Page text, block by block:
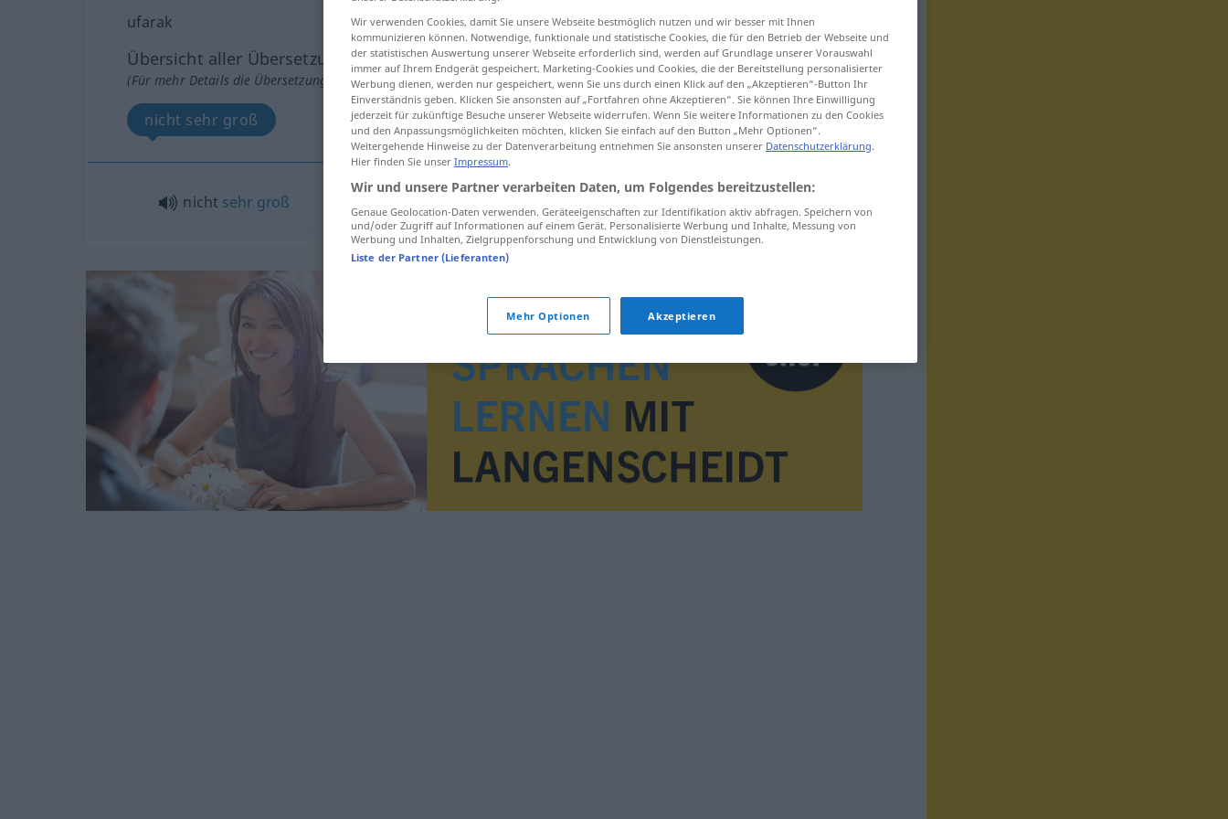
ufarak
Übersicht aller Übersetzungen
(Für mehr Details die Übersetzung anklicken/antippen)
nicht sehr groß
nicht sehr groß
Wir verwenden Cookies, damit Sie unsere Webseite bestmöglich nutzen und wir besser mit Ihnen
kommunizieren können. Notwendige, funktionale und statistische Cookies, die für den Betrieb der Webseite und
der statistischen Auswertung unserer Webseite erforderlich sind, werden auf Grundlage unserer Vorauswahl
immer auf Ihrem Endgerät gespeichert. Marketing-Cookies und Cookies, die der Bereitstellung personalisierter
Werbung dienen, werden nur gespeichert, wenn Sie uns durch einen Klick auf den „Akzeptieren“-Button Ihr
Einverständnis geben. Klicken Sie ansonsten auf „Fortfahren ohne Akzeptieren“. Sie können Ihre Einwilligung
jederzeit für zukünftige Besuche unserer Webseite widerrufen. Wenn Sie weitere Informationen zu den Cookies
und den Anpassungsmöglichkeiten möchten, klicken Sie einfach auf den Button „Mehr Optionen“.
Weitergehende Hinweise zu der Datenverarbeitung entnehmen Sie ansonsten unserer Datenschutzerklärung.
Hier finden Sie unser Impressum.
Wir und unsere Partner verarbeiten Daten, um Folgendes bereitzustellen:
Genaue Geolocation-Daten verwenden. Geräteeigenschaften zur Identifikation aktiv abfragen. Speichern von
und/oder Zugriff auf Informationen auf einem Gerät. Personalisierte Werbung und Inhalte, Messung von
Werbung und Inhalten, Zielgruppenforschung und Entwicklung von Dienstleistungen.
Liste der Partner (Lieferanten)
Mehr Optionen Akzeptieren